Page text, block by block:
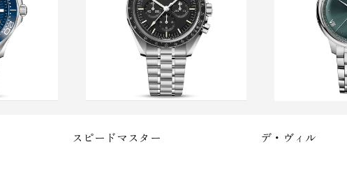
スピードマスター デ・ヴィル